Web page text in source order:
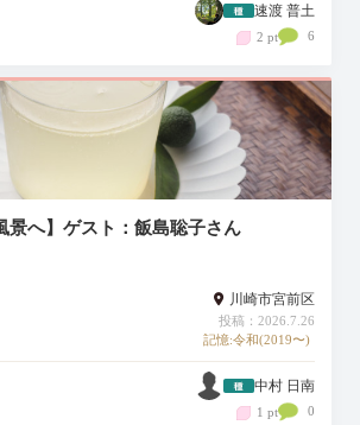
速渡 普土
2 pt 6
景へ】ゲスト：飯島聡子さん
川崎市宮前区
投稿：2026.7.26
記憶:令和(2019〜)
中村 日南
1 pt 0